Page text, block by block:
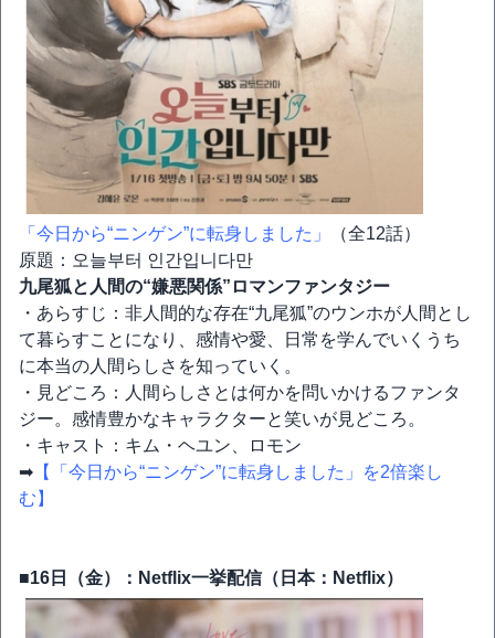
「今日から“ニンゲン”に転身しました」
（全12話）
原題：오늘부터 인간입니다만
九尾狐と人間の“嫌悪関係”ロマンファンタジー
・あらすじ：非人間的な存在“九尾狐”のウンホが人間とし
て暮らすことになり、感情や愛、日常を学んでいくうち
に本当の人間らしさを知っていく。
・見どころ：人間らしさとは何かを問いかけるファンタ
ジー。感情豊かなキャラクターと笑いが見どころ。
・キャスト：キム・ヘユン、ロモン
➡ 【「今日から“ニンゲン”に転身しました」を2倍楽し
む】
■16日（金）：Netflix一挙配信（日本：Netflix）